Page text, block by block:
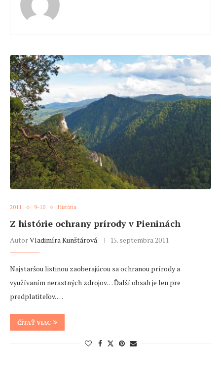
2011 9-10 História
Z histórie ochrany prírody v Pieninách
AutorVladimíra Kunštárová 15. septembra 2011
Najstaršou listinou zaoberajúcou sa ochranou prírody a
využívaním nerastných zdrojov… Ďalší obsah je len pre
predplatiteľov. …
ČÍTAŤ VIAC